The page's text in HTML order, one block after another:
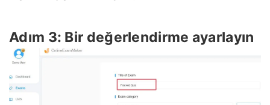
Adım 3: Bir değerlendirme ayarlayın